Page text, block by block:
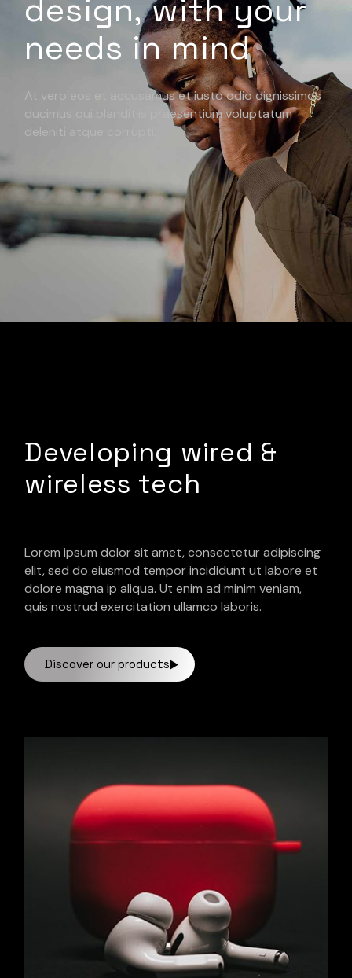
design, with your
needs in mind
At vero eos et accusamus et iusto odio dignissimos
ducimus qui blanditiis praesentium voluptatum
deleniti atque corrupti.
Developing wired &
wireless tech
Lorem ipsum dolor sit amet, consectetur adipiscing
elit, sed do eiusmod tempor incididunt ut labore et
dolore magna ip aliqua. Ut enim ad minim veniam,
quis nostrud exercitation ullamco laboris.
Discover our products